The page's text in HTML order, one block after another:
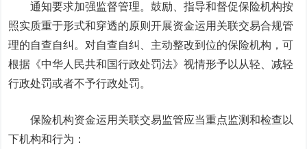
通知要求加强监督管理。鼓励、指导和督促保险机构按
照实质重于形式和穿透的原则开展资金运用关联交易合规管
理的自查自纠。对自查自纠、主动整改到位的保险机构，可
根据《中华人民共和国行政处罚法》视情形予以从轻、减轻
行政处罚或者不予行政处罚。
保险机构资金运用关联交易监管应当重点监测和检查以
下机构和行为：